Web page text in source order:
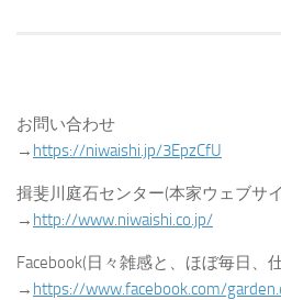
お問い合わせ
→ https://niwaishi.jp/3EpzCfU
揖斐川庭石センター(本家ウェブサ
→ http://www.niwaishi.co.jp/
Facebook(日々雑感と、ほぼ毎日、
→ https://www.facebook.com/